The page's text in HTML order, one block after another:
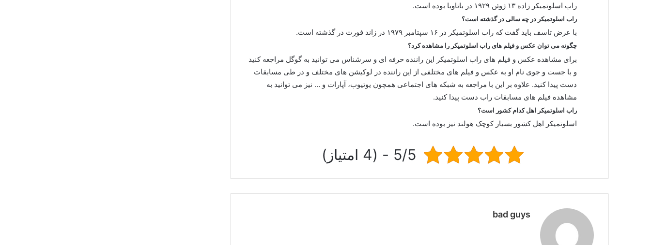
راب اسلوتمیکر زاده ۱۳ ژوئن ۱۹۲۹ در باتاویا بوده است.
راب اسلوتمیکر در چه سالی در گذشته است؟
با عرض تاسف باید گفت که راب اسلوتمیکر در ۱۶ سپتامبر ۱۹۷۹ در زاند فورت در گذشته است.
چگونه می توان عکس و فیلم های راب اسلوتمیکر را مشاهده کرد؟
برای مشاهده عکس و فیلم های راب اسلوتمیکر این راننده حرفه ای و سرشناس می توانید به گوگل مراجعه کنید
و با جست و جوی نام او به عکس و فیلم های مختلفی از این راننده در لوکیشن های مختلف و در طی مسابقات
دست پیدا کنید. علاوه بر این با مراجعه به شبکه های اجتماعی همچون یوتیوب، آپارات و … نیز می توانید به
مشاهده فیلم های مسابقات راب دست پیدا کنید.
راب اسلوتمیکر اهل کدام کشور است؟
اسلوتمیکر اهل کشور بسیار کوچک هولند نیز بوده است.
5/5 - (4 امتیاز)
bad guys